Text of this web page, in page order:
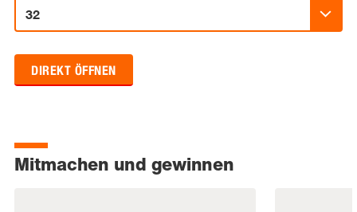
DIREKT ÖFFNEN
Mitmachen und gewinnen